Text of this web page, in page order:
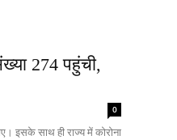
274 पहुंची,
0
इसके साथ ही राज्य में कोरोना